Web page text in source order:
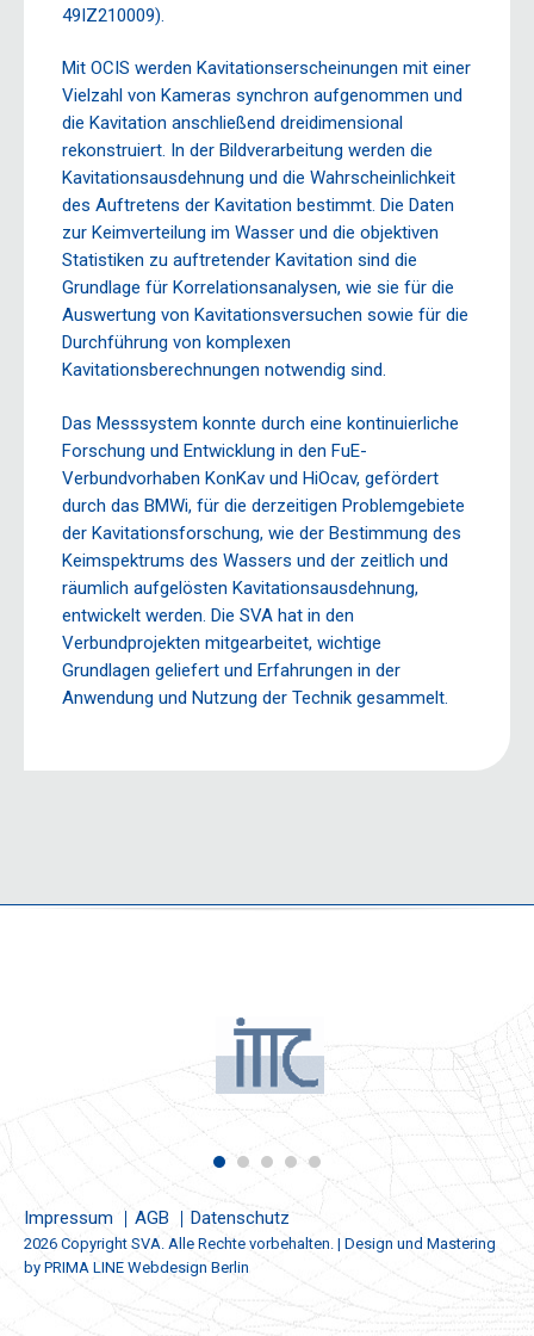
49IZ210009).
Mit OCIS werden Kavitationserscheinungen mit einer
Vielzahl von Kameras synchron aufgenommen und
die Kavitation anschließend dreidimensional
rekonstruiert. In der Bildverarbeitung werden die
Kavitationsausdehnung und die Wahrscheinlichkeit
des Auftretens der Kavitation bestimmt. Die Daten
zur Keimverteilung im Wasser und die objektiven
Statistiken zu auftretender Kavitation sind die
Grundlage für Korrelationsanalysen, wie sie für die
Auswertung von Kavitationsversuchen sowie für die
Durchführung von komplexen
Kavitationsberechnungen notwendig sind.
Das Messsystem konnte durch eine kontinuierliche
Forschung und Entwicklung in den FuE-
Verbundvorhaben KonKav und HiOcav, gefördert
durch das BMWi, für die derzeitigen Problemgebiete
der Kavitationsforschung, wie der Bestimmung des
Keimspektrums des Wassers und der zeitlich und
räumlich aufgelösten Kavitationsausdehnung,
entwickelt werden. Die SVA hat in den
Verbundprojekten mitgearbeitet, wichtige
Grundlagen geliefert und Erfahrungen in der
Anwendung und Nutzung der Technik gesammelt.
Impressum AGB Datenschutz
2026 Copyright SVA. Alle Rechte vorbehalten. | Design und Mastering
by PRIMA LINE Webdesign Berlin